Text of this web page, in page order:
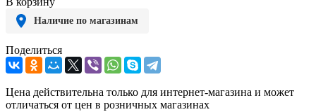
Наличие по магазинам
Поделиться
Цена действительна только для интернет-магазина и может
отличаться от цен в розничных магазинах